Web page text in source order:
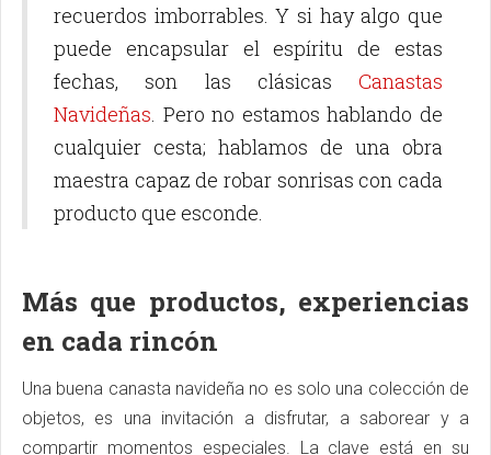
recuerdos imborrables. Y si hay algo que
puede encapsular el espíritu de estas
fechas, son las clásicas Canastas
Navideñas. Pero no estamos hablando de
cualquier cesta; hablamos de una obra
maestra capaz de robar sonrisas con cada
producto que esconde.
Más que productos, experiencias
en cada rincón
Una buena canasta navideña no es solo una colección de
objetos, es una invitación a disfrutar, a saborear y a
compartir momentos especiales. La clave está en su